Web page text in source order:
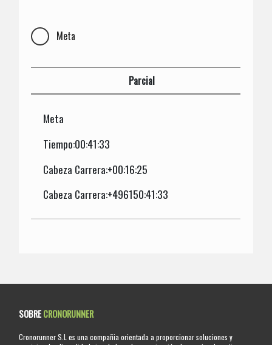
Meta
Parcial
Meta
Tiempo:00:41:33
Cabeza Carrera:+00:16:25
Cabeza Carrera:+496150:41:33
SOBRECRONORUNNER
Cronorunner S.L es una compañia orientada a proporcionar soluciones y